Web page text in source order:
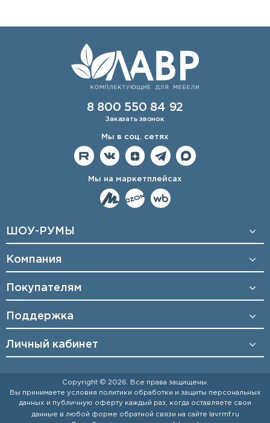
8 800 550 84 92
Заказать звонок
Мы в соц. сетях
Мы на маркетплейсах
ШОУ-РУМЫ
Компания
Покупателям
Поддержка
Личный кабинет
Copyright © 2026. Все права защищены.
Вы принимаете условия политики обработки и защиты персональных
данных и публичную оферту каждый раз, когда оставляете свои
данные в любой форме обратной связи на сайте
lavrmf.ru